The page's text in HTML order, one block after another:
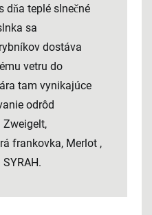
dňa teplé slnečné
sa
dostáva
vetru do
tam vynikajúce
odrôd
Zweigelt,
frankovka, Merlot ,